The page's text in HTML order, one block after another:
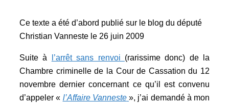
Ce texte a été d’abord publié sur le blog du député
Christian Vanneste le 26 juin 2009
Suite à l’arrêt sans renvoi (rarissime donc) de la
Chambre criminelle de la Cour de Cassation du 12
novembre dernier concernant ce qu’il est convenu
d’appeler « l’Affaire Vanneste », j’ai demandé à mon